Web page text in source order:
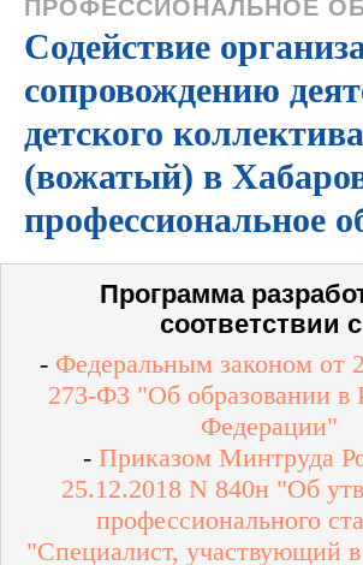
ПРОФЕССИОНАЛЬНОЕ
Содействие
сопровождению
детского коллектива
(вожатый) в
профессиональное
Программа
соответствии
- Федеральным законом от
273-ФЗ "Об образовании в
Федерации"
- Приказом Минтруда
25.12.2018 N 840н "Об
профессионального
"Специалист, участвующий